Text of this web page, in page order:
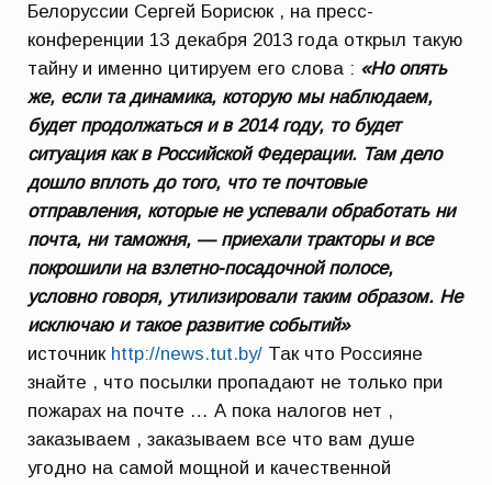
Белоруссии Сергей Борисюк , на пресс-
конференции 13 декабря 2013 года открыл такую
тайну и именно цитируем его слова : «Но опять
же, если та динамика, которую мы наблюдаем,
будет продолжаться и в 2014 году, то будет
ситуация как в Российской Федерации. Там дело
дошло вплоть до того, что те почтовые
отправления, которые не успевали обработать ни
почта, ни таможня, — приехали тракторы и все
покрошили на взлетно-посадочной полосе,
условно говоря, утилизировали таким образом. Не
исключаю и такое развитие событий»
источник http://news.tut.by/ Так что Россияне
знайте , что посылки пропадают не только при
пожарах на почте … А пока налогов нет ,
заказываем , заказываем все что вам душе
угодно на самой мощной и качественной